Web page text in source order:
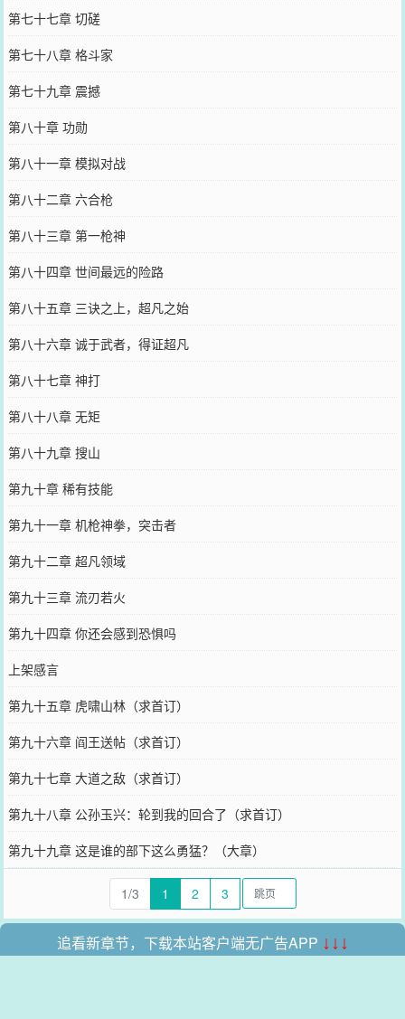
第七十七章 切磋
第七十八章 格斗家
第七十九章 震撼
第八十章 功勋
第八十一章 模拟对战
第八十二章 六合枪
第八十三章 第一枪神
第八十四章 世间最远的险路
第八十五章 三诀之上，超凡之始
第八十六章 诚于武者，得证超凡
第八十七章 神打
第八十八章 无矩
第八十九章 搜山
第九十章 稀有技能
第九十一章 机枪神拳，突击者
第九十二章 超凡领域
第九十三章 流刃若火
第九十四章 你还会感到恐惧吗
上架感言
第九十五章 虎啸山林（求首订）
第九十六章 阎王送帖（求首订）
第九十七章 大道之敌（求首订）
第九十八章 公孙玉兴：轮到我的回合了（求首订）
第九十九章 这是谁的部下这么勇猛？（大章）
1/3 1 2 3
追看新章节，下载本站客户端无广告APP ↓↓↓